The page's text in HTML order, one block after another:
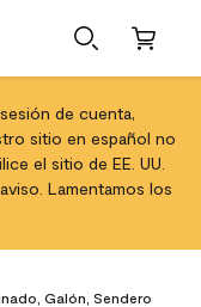
de cuenta,
sitio en español no
el sitio de EE. UU.
Lamentamos los
Galón, Sendero